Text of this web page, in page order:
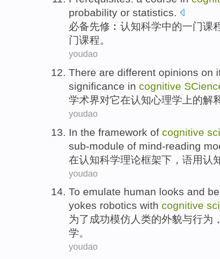
probability or statistics.
必备先修 ︰ 认知科学中的一门课
门课程。
youdao
There are different opinions on
significance in cognitive
学术界对它在认知心理学 上的解
youdao
In the framework of cognitive
sub-module of mind-reading
在认知科学理论框架下，语用认
youdao
To emulate human looks and
yokes robotics with cognitive
为了 成功模仿人类的外貌与行为
学。
youdao